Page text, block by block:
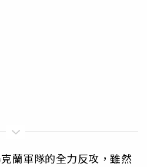
蘭軍隊的全力反攻，雖然